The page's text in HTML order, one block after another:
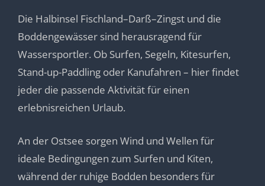
Die Halbinsel Fischland–Darß–Zingst und die
Boddengewässer sind herausragend für
Wassersportler. Ob Surfen, Segeln, Kitesurfen,
Stand-up-Paddling oder Kanufahren – hier findet
jeder die passende Aktivität für einen
erlebnisreichen Urlaub.
An der Ostsee sorgen Wind und Wellen für
ideale Bedingungen zum Surfen und Kiten,
während der ruhige Bodden besonders für